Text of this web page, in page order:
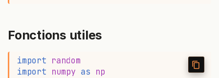
Fonctions utiles
import random
import numpy as np